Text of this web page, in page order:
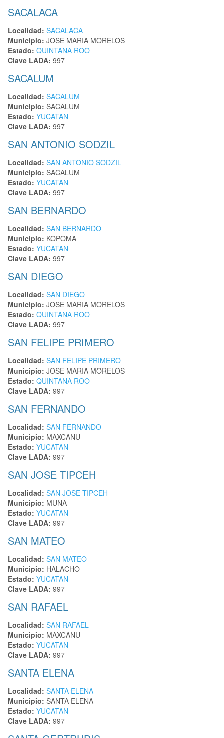
SACALACA
Localidad: SACALACA
Municipio: JOSE MARIA MORELOS
Estado: QUINTANA ROO
Clave LADA: 997
SACALUM
Localidad: SACALUM
Municipio: SACALUM
Estado: YUCATAN
Clave LADA: 997
SAN ANTONIO SODZIL
Localidad: SAN ANTONIO SODZIL
Municipio: SACALUM
Estado: YUCATAN
Clave LADA: 997
SAN BERNARDO
Localidad: SAN BERNARDO
Municipio: KOPOMA
Estado: YUCATAN
Clave LADA: 997
SAN DIEGO
Localidad: SAN DIEGO
Municipio: JOSE MARIA MORELOS
Estado: QUINTANA ROO
Clave LADA: 997
SAN FELIPE PRIMERO
Localidad: SAN FELIPE PRIMERO
Municipio: JOSE MARIA MORELOS
Estado: QUINTANA ROO
Clave LADA: 997
SAN FERNANDO
Localidad: SAN FERNANDO
Municipio: MAXCANU
Estado: YUCATAN
Clave LADA: 997
SAN JOSE TIPCEH
Localidad: SAN JOSE TIPCEH
Municipio: MUNA
Estado: YUCATAN
Clave LADA: 997
SAN MATEO
Localidad: SAN MATEO
Municipio: HALACHO
Estado: YUCATAN
Clave LADA: 997
SAN RAFAEL
Localidad: SAN RAFAEL
Municipio: MAXCANU
Estado: YUCATAN
Clave LADA: 997
SANTA ELENA
Localidad: SANTA ELENA
Municipio: SANTA ELENA
Estado: YUCATAN
Clave LADA: 997